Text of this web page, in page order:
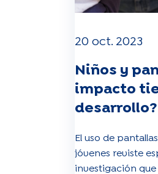
20 oct. 2023
Niños y
impacto
desarrollo?
El uso de
jóvenes reviste
investigación que